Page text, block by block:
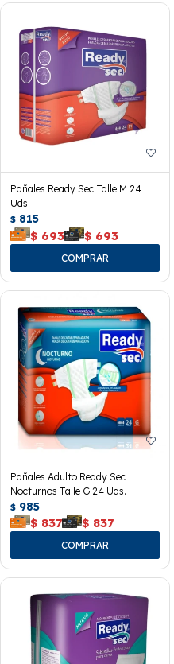
Pañales Ready Sec Talle M 24
Uds.
$ 815
$ 693 $ 693
Pañales Adulto Ready Sec
Nocturnos Talle G 24 Uds.
$ 985
$ 837 $ 837